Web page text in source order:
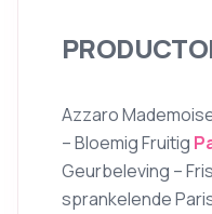
Azzaro
– Bloemig Fruitig
Geurbeleving –
sprankelende